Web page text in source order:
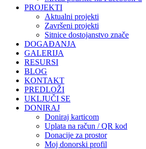
PROJEKTI
Aktualni projekti
Završeni projekti
Sitnice dostojanstvo znače
DOGAĐANJA
GALERIJA
RESURSI
BLOG
KONTAKT
PREDLOŽI
UKLJUČI SE
DONIRAJ
Doniraj karticom
Uplata na račun / QR kod
Donacije za prostor
Moj donorski profil